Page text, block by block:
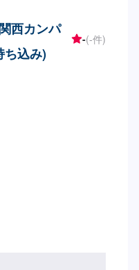
西カンパ
ち込み)
-(-件)